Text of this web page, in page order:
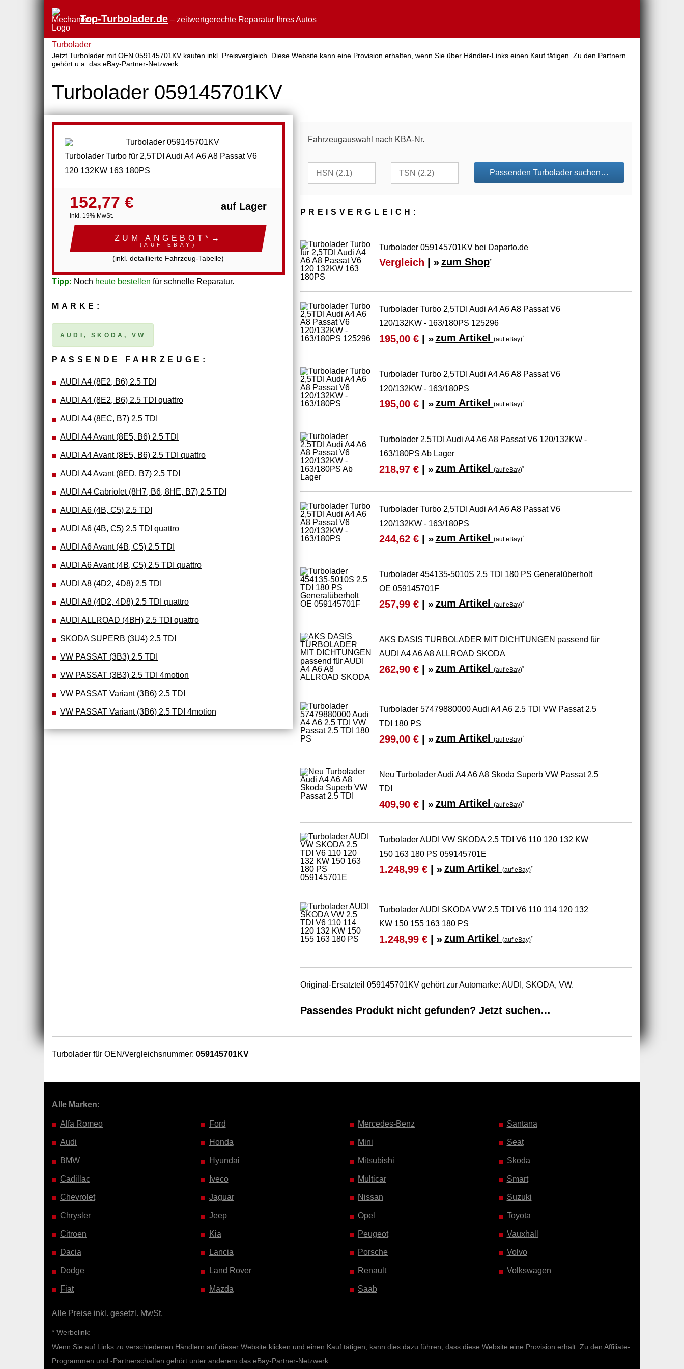
Top-Turbolader.de – zeitwertgerechte Reparatur Ihres Autos
Turbolader
Jetzt Turbolader mit OEN 059145701KV kaufen inkl. Preisvergleich. Diese Website kann eine Provision erhalten, wenn Sie über Händler-Links einen Kauf tätigen. Zu den Partnern
gehört u.a. das eBay-Partner-Netzwerk.
Turbolader 059145701KV
Turbolader Turbo für 2,5TDI Audi A4 A6 A8 Passat V6
120 132KW 163 180PS
152,77 €
inkl. 19% MwSt.
auf Lager
ZUM ANGEBOT*→
(AUF EBAY)
(inkl. detaillierte Fahrzeug-Tabelle)
Tipp: Noch heute bestellen für schnelle Reparatur.
MARKE:
AUDI, SKODA, VW
PASSENDE FAHRZEUGE:
AUDI A4 (8E2, B6) 2.5 TDI
AUDI A4 (8E2, B6) 2.5 TDI quattro
AUDI A4 (8EC, B7) 2.5 TDI
AUDI A4 Avant (8E5, B6) 2.5 TDI
AUDI A4 Avant (8E5, B6) 2.5 TDI quattro
AUDI A4 Avant (8ED, B7) 2.5 TDI
AUDI A4 Cabriolet (8H7, B6, 8HE, B7) 2.5 TDI
AUDI A6 (4B, C5) 2.5 TDI
AUDI A6 (4B, C5) 2.5 TDI quattro
AUDI A6 Avant (4B, C5) 2.5 TDI
AUDI A6 Avant (4B, C5) 2.5 TDI quattro
AUDI A8 (4D2, 4D8) 2.5 TDI
AUDI A8 (4D2, 4D8) 2.5 TDI quattro
AUDI ALLROAD (4BH) 2.5 TDI quattro
SKODA SUPERB (3U4) 2.5 TDI
VW PASSAT (3B3) 2.5 TDI
VW PASSAT (3B3) 2.5 TDI 4motion
VW PASSAT Variant (3B6) 2.5 TDI
VW PASSAT Variant (3B6) 2.5 TDI 4motion
Fahrzeugauswahl nach KBA-Nr.
Passenden Turbolader suchen…
PREIS­VER­GLEICH:
Turbolader 059145701KV bei Daparto.de
Vergleich | » zum Shop*
Turbolader Turbo 2,5TDI Audi A4 A6 A8 Passat V6
120/132KW - 163/180PS 125296
195,00 €| » zum Artikel (auf eBay)*
Turbolader Turbo 2,5TDI Audi A4 A6 A8 Passat V6
120/132KW - 163/180PS
195,00 €| » zum Artikel (auf eBay)*
Turbolader 2,5TDI Audi A4 A6 A8 Passat V6 120/132KW -
163/180PS Ab Lager
218,97 €| » zum Artikel (auf eBay)*
Turbolader Turbo 2,5TDI Audi A4 A6 A8 Passat V6
120/132KW - 163/180PS
244,62 €| » zum Artikel (auf eBay)*
Turbolader 454135-5010S 2.5 TDI 180 PS Generalüberholt
OE 059145701F
257,99 €| » zum Artikel (auf eBay)*
AKS DASIS TURBOLADER MIT DICHTUNGEN passend für
AUDI A4 A6 A8 ALLROAD SKODA
262,90 €| » zum Artikel (auf eBay)*
Turbolader 57479880000 Audi A4 A6 2.5 TDI VW Passat 2.5
TDI 180 PS
299,00 €| » zum Artikel (auf eBay)*
Neu Turbolader Audi A4 A6 A8 Skoda Superb VW Passat 2.5
TDI
409,90 €| » zum Artikel (auf eBay)*
Turbolader AUDI VW SKODA 2.5 TDI V6 110 120 132 KW
150 163 180 PS 059145701E
1.248,99 €| » zum Artikel (auf eBay)*
Turbolader AUDI SKODA VW 2.5 TDI V6 110 114 120 132
KW 150 155 163 180 PS
1.248,99 €| » zum Artikel (auf eBay)*
Original-Ersatzteil 059145701KV gehört zur Automarke: AUDI, SKODA, VW.
Passendes Produkt nicht gefunden? Jetzt suchen…
Turbolader für OEN/Vergleichsnummer: 059145701KV
Alle Marken:
Alfa Romeo
Audi
BMW
Cadillac
Chevrolet
Chrysler
Citroen
Dacia
Dodge
Fiat
Ford
Honda
Hyundai
Iveco
Jaguar
Jeep
Kia
Lancia
Land Rover
Mazda
Mercedes-Benz
Mini
Mitsubishi
Multicar
Nissan
Opel
Peugeot
Porsche
Renault
Saab
Santana
Seat
Skoda
Smart
Suzuki
Toyota
Vauxhall
Volvo
Volkswagen
Alle Preise inkl. gesetzl. MwSt.
* Werbelink:
Wenn Sie auf Links zu verschiedenen Händlern auf dieser Website klicken und einen Kauf tätigen, kann dies dazu führen, dass diese Website eine Provision erhält. Zu den Affiliate-
Programmen und -Partnerschaften gehört unter anderem das eBay-Partner-Netzwerk.